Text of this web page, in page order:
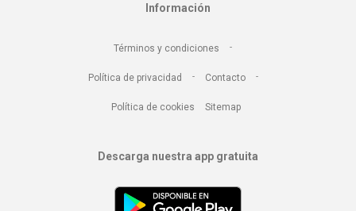
Información
Términos y condiciones -
Política de privacidad - Contacto -
Política de cookies Sitemap
Descarga nuestra app gratuita